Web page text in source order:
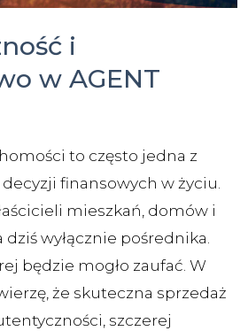
i
w AGENT
to często jedna z
finansowych w życiu.
mieszkań, domów i
dziś wyłącznie pośrednika.
będzie mogło zaufać. W
że skuteczna sprzedaż
szczerej